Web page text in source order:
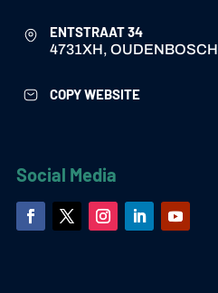
ENTSTRAAT 34
4731XH, OUDENBOSCH
COPY WEBSITE
Social Media